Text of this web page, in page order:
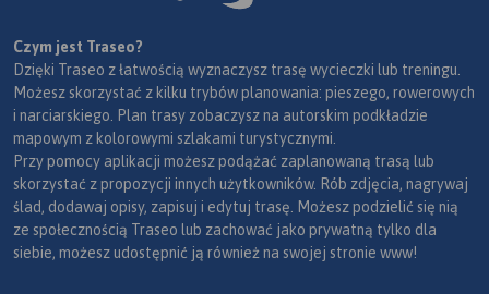
Czym jest Traseo?
Dzięki Traseo z łatwością wyznaczysz trasę wycieczki lub treningu.
Możesz skorzystać z kilku trybów planowania: pieszego, rowerowych
i narciarskiego. Plan trasy zobaczysz na autorskim podkładzie
mapowym z kolorowymi szlakami turystycznymi.
Przy pomocy aplikacji możesz podążać zaplanowaną trasą lub
skorzystać z propozycji innych użytkowników. Rób zdjęcia, nagrywaj
ślad, dodawaj opisy, zapisuj i edytuj trasę. Możesz podzielić się nią
ze społecznością Traseo lub zachować jako prywatną tylko dla
siebie, możesz udostępnić ją również na swojej stronie www!